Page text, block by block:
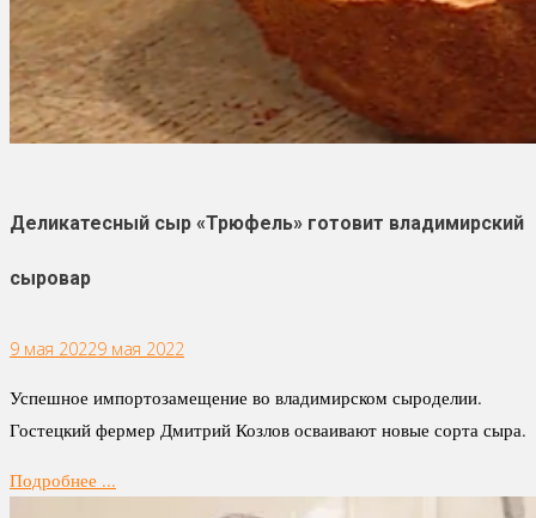
Деликатесный сыр «Трюфель» готовит владимирский
сыровар
9 мая 20229 мая 2022
Успешное импортозамещение во владимирском сыроделии.
Гостецкий фермер Дмитрий Козлов осваивают новые сорта сыра.
Подробнее ...